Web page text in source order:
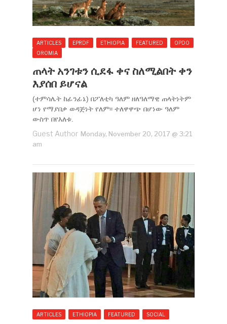
ARTICLES EPRDF ETHIOPIA FEATURED
OPDO
OROMIA
ጠላት አንገቱን ሲደፋ ቀና ስለሚልበት ቀን
እያሰበ ይሆናል
(ተምሳሌት ከፊንፊኔ) በፖለቲካ ዓለም ዘለዓለማዊ ጠላትነትም
ሆነ የማያበቃ ወዳጅነት የለም፡፡ ተለዋዋጭ በሆነው ዓለም
ውስጥ በየእለቱ.
Guest Author Monday, November 20, 2017 @ 3:21
am
ARTICLES ETHIOPIA FEATURED SOCIAL